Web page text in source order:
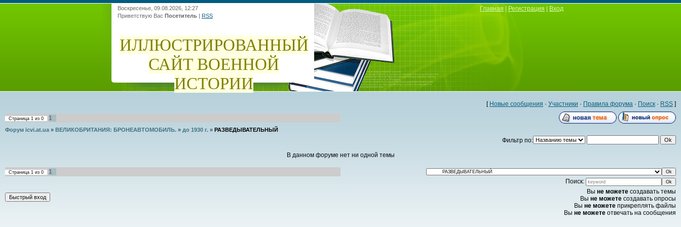
Воскресенье, 09.08.2026, 12:27
Приветствую Вас Посетитель | RSS
ИЛЛЮСТРИРОВАННЫЙ
САЙТ ВОЕННОЙ
ИСТОРИИ
Главная Регистрация Вход
[ Новые сообщения · Участники · Правила форума · Поиск · RSS ]
Страница 1 из 0 1
Форум icvi.at.ua » ВЕЛИКОБРИТАНИЯ: БРОНЕАВТОМОБИЛЬ. » до 1930 г. » РАЗВЕДЫВАТЕЛЬНЫЙ
Фильтр по:
В данном форуме нет ни одной темы
Страница 1 из 0
1
Поиск:
Вы не можете создавать темы
Вы не можете создавать опросы
Вы не можете прикреплять файлы
Вы не можете отвечать на сообщения